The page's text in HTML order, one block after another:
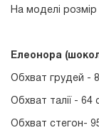
На моделі розмір
Елеонора
Обхват грудей -
Обхват талії - 64
Обхват стегон-